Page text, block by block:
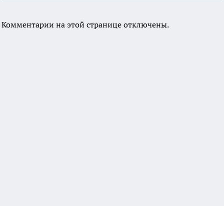
Комментарии на этой странице отключены.